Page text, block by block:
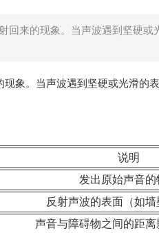
回来的现象。当声波遇到坚硬
象。当声波遇到坚硬或光滑的
说明
发出原始声音的
反射声波的表面（如墙
声音与障碍物之间的距